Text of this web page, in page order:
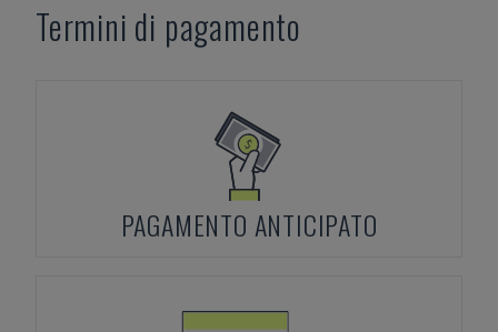
Termini di pagamento
PAGAMENTO ANTICIPATO